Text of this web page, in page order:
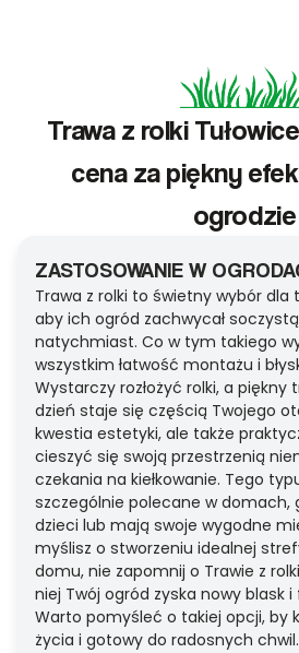
Trawa z rolki
cena za piękny
ogrodzie
ZASTOSOWANIE W
Trawa z rolki to świetny wybór dla
aby ich ogród zachwycał
natychmiast. Co w tym takiego
wszystkim łatwość montażu i
Wystarczy rozłożyć rolki, a piękny
dzień staje się częścią Twojego
kwestia estetyki, ale także
cieszyć się swoją przestrzenią
czekania na kiełkowanie. Tego
szczególnie polecane w domach,
dzieci lub mają swoje wygodne
myślisz o stworzeniu idealnej
domu, nie zapomnij o Trawie z
niej Twój ogród zyska nowy blask
Warto pomyśleć o takiej opcji, by
życia i gotowy do radosnych chwil.